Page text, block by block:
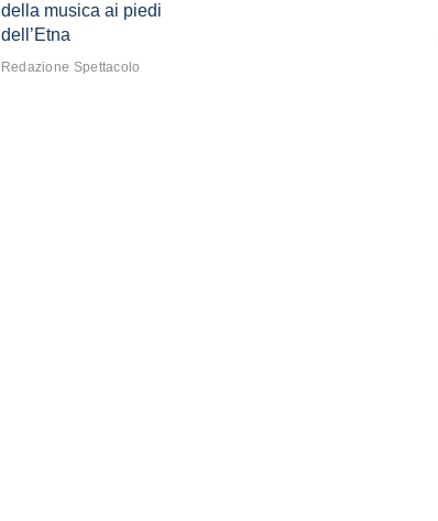
della musica ai piedi
dell’Etna
Redazione Spettacolo